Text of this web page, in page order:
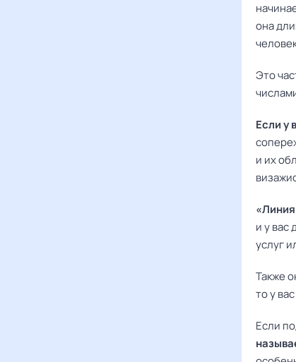
она
Это
Если у
и их
и у
услуг
Также
то у
Если